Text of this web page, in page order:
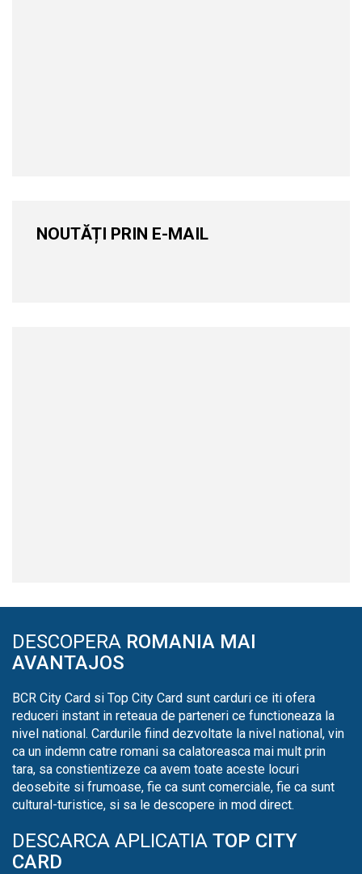
NOUTĂȚI PRIN E-MAIL
DESCOPERA ROMANIA MAI
AVANTAJOS
BCR City Card si Top City Card sunt carduri ce iti ofera
reduceri instant in reteaua de parteneri ce functioneaza la
nivel national. Cardurile fiind dezvoltate la nivel national, vin
ca un indemn catre romani sa calatoreasca mai mult prin
tara, sa constientizeze ca avem toate aceste locuri
deosebite si frumoase, fie ca sunt comerciale, fie ca sunt
cultural-turistice, si sa le descopere in mod direct.
DESCARCA APLICATIA TOP CITY
CARD